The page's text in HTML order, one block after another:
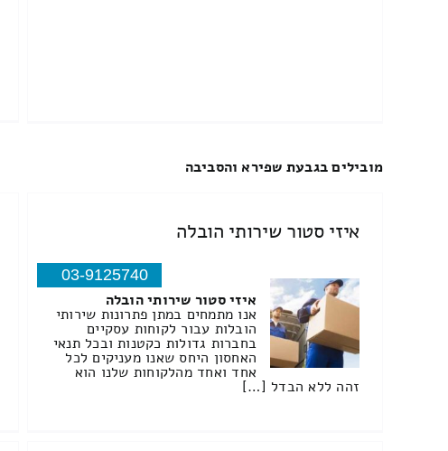
מובילים בגבעת שפירא והסביבה
איזי סטור שירותי הובלה
03-9125740
איזי סטור שירותי הובלה
אנו מתמחים במתן פתרונות שירותי
הובלות עבור לקוחות עסקיים
בחברות גדולות כקטנות ובכל תנאי
האחסון היחס שאנו מעניקים לכל
אחד ואחד מהלקוחות שלנו הוא
זהה ללא הבדל […]